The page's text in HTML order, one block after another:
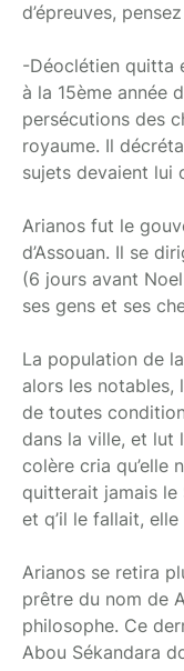
d’épreuves,
-Déoclétien quitta
à la 15ème année
persécutions des
royaume. Il
sujets devaient lui
Arianos fut le
d’Assouan. Il se
(6 jours avant
ses gens et ses
La population de
alors les notables,
de toutes
dans la ville, et lut
colère cria qu’elle
quitterait jamais le
et q’il le fallait,
Arianos se retira
prêtre du nom de
philosophe. Ce
Abou Sékandara